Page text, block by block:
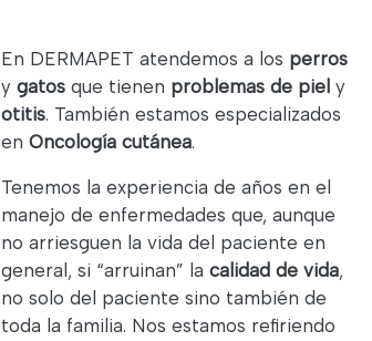
En DERMAPET atendemos a los perros
ygatos que tienen problemas de piel y
otitis. También estamos especializados
enOncología cutánea.
Tenemos la experiencia de años en el
manejo de enfermedades que, aunque
no arriesguen la vida del paciente en
general, si “arruinan” lacalidad de vida,
no solo del paciente sino también de
toda la familia. Nos estamos refiriendo